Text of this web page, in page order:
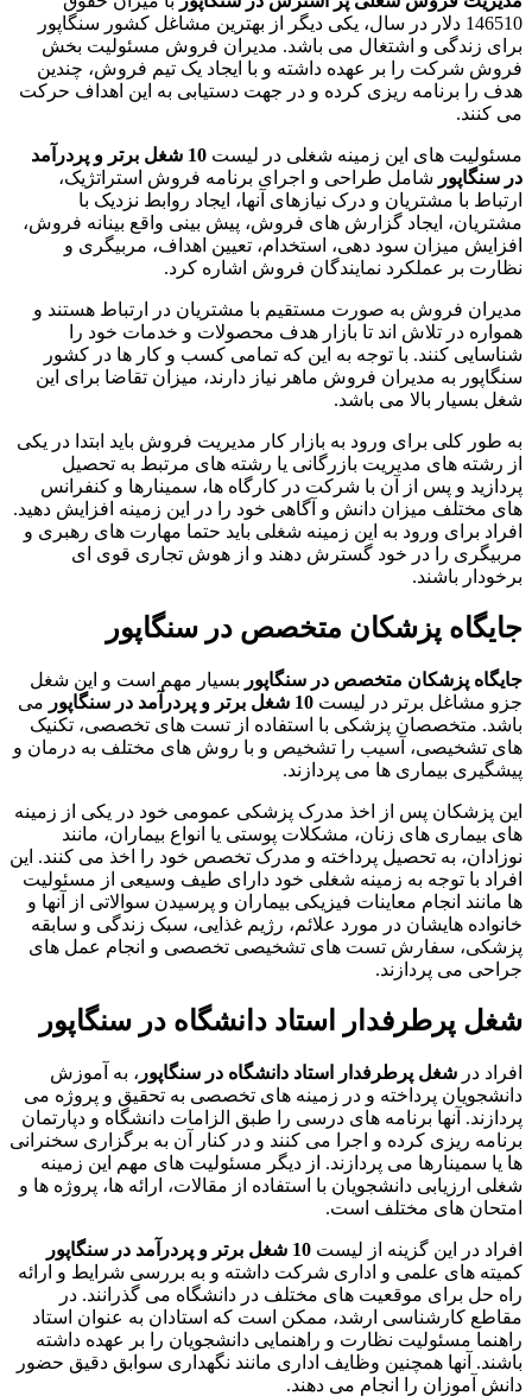
146510 دلار در سال، یکی دیگر از بهترین مشاغل کشور سنگاپور
برای زندگی و اشتغال می باشد. مدیران فروش مسئولیت بخش
فروش شرکت را بر عهده داشته و با ایجاد یک تیم فروش، چندین
هدف را برنامه ریزی کرده و در جهت دستیابی به این اهداف حرکت
می کنند.
مسئولیت های این زمینه شغلی در لیست
10 شغل برتر و پردرآمد
در سنگاپور شامل طراحی و اجرای برنامه فروش استراتژیک،
ارتباط با مشتریان و درک نیازهای آنها، ایجاد روابط نزدیک با
مشتریان، ایجاد گزارش های فروش، پیش بینی واقع بینانه فروش،
افزایش میزان سود دهی، استخدام، تعیین اهداف، مربیگری و
نظارت بر عملکرد نمایندگان فروش اشاره کرد.
مدیران فروش به صورت مستقیم با مشتریان در ارتباط هستند و
همواره در تلاش اند تا بازار هدف محصولات و خدمات خود را
شناسایی کنند. با توجه به این که تمامی کسب و کار ها در کشور
سنگاپور به مدیران فروش ماهر نیاز دارند، میزان تقاضا برای این
شغل بسیار بالا می باشد.
به طور کلی برای ورود به بازار کار مدیریت فروش باید ابتدا در یکی
از رشته های مدیریت بازرگانی یا رشته های مرتبط به تحصیل
پردازید و پس از آن با شرکت در کارگاه ها، سمینارها و کنفرانس
های مختلف میزان دانش و آگاهی خود را در این زمینه افزایش دهید.
افراد برای ورود به این زمینه شغلی باید حتما مهارت های رهبری و
مربیگری را در خود گسترش دهند و از هوش تجاری قوی ای
برخودار باشند.
جایگاه پزشکان متخصص در سنگاپور
جایگاه پزشکان متخصص در سنگاپور بسیار مهم است و این شغل
جزو مشاغل برتر در لیست 10 شغل برتر و پردرآمد در سنگاپور
می
باشد. متخصصان پزشکی با استفاده از تست های تخصصی، تکنیک
های تشخیصی، آسیب را تشخیص و با روش های مختلف به درمان و
پیشگیری بیماری ها می پردازند.
این پزشکان پس از اخذ مدرک پزشکی عمومی خود در یکی از زمینه
های بیماری های زنان، مشکلات پوستی یا انواع بیماران، مانند
نوزادان، به تحصیل پرداخته و مدرک تخصص خود را اخذ می کنند. این
افراد با توجه به زمینه شغلی خود دارای طیف وسیعی از مسئولیت
ها مانند انجام معاینات فیزیکی بیماران و پرسیدن سوالاتی از آنها و
خانواده هایشان در مورد علائم، رژیم غذایی، سبک زندگی و سابقه
پزشکی، سفارش تست های تشخیصی تخصصی و انجام عمل های
جراحی می پردازند.
شغل پرطرفدار استاد دانشگاه در سنگاپور
افراد در شغل پرطرفدار استاد دانشگاه در سنگاپور ، به آموزش
دانشجویان پرداخته و در زمینه های تخصصی به تحقیق و پروژه می
پردازند. آنها برنامه های درسی را طبق الزامات دانشگاه و دپارتمان
برنامه ریزی کرده و اجرا می کنند و در کنار آن به برگزاری سخنرانی
ها یا سمینارها می پردازند. از دیگر مسئولیت های مهم این زمینه
شغلی ارزیابی دانشجویان با استفاده از مقالات، ارائه ها، پروژه ها و
امتحان های مختلف است.
افراد در این گزینه از لیست 10 شغل برتر و پردرآمد در سنگاپور
کمیته های علمی و اداری شرکت داشته و به بررسی شرایط و ارائه
راه حل برای موقعیت های مختلف در دانشگاه می گذرانند. در
مقاطع کارشناسی ارشد، ممکن است که استادان به عنوان استاد
راهنما مسئولیت نظارت و راهنمایی دانشجویان را بر عهده داشته
باشند. آنها همچنین وظایف اداری مانند نگهداری سوابق دقیق حضور
دانش آموزان را انجام می دهند.